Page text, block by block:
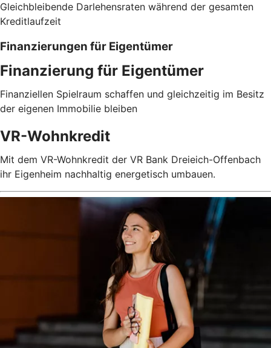
Gleichbleibende Darlehensraten während der gesamten
Kreditlaufzeit
Finanzierungen für Eigentümer
Finanzierung für Eigentümer
Finanziellen Spielraum schaffen und gleichzeitig im Besitz
der eigenen Immobilie bleiben
VR-Wohnkredit
Mit dem VR-Wohnkredit der VR Bank Dreieich-Offenbach
ihr Eigenheim nachhaltig energetisch umbauen.